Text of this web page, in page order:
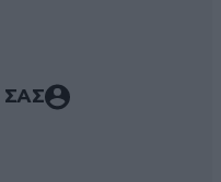
ΣΑΣ